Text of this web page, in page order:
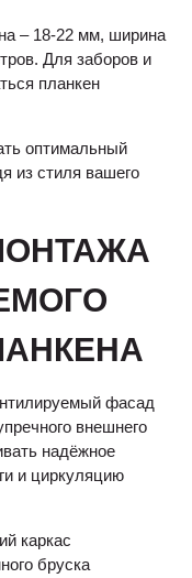
– 18-22 мм, ширина
Для заборов и
планкен
оптимальный
из стиля вашего
фасад
внешнего
надёжное
и циркуляцию
каркас
бруска